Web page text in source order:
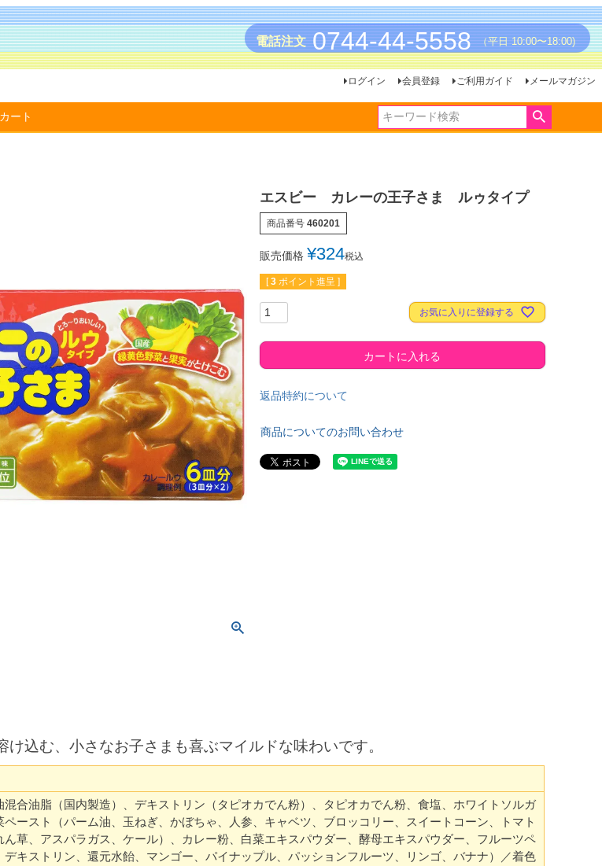
電話注文 0744-44-5558 （平日 10:00〜18:00)
ログイン 会員登録 ご利用ガイド メールマガジン
カート
エスビー カレーの王子さま ルゥタイプ
商品番号 460201
販売価格 ¥324税込
[ 3 ポイント進呈 ]
お気に入りに登録する
カートに入れる
返品特約について
商品についてのお問い合わせ
込む、小さなお子さまも喜ぶマイルドな味わいです。
混合油脂（国内製造）、デキストリン（タピオカでん粉）、タピオカでん粉、食塩、ホワイトソルガ
ペースト（パーム油、玉ねぎ、かぼちゃ、人参、キャベツ、ブロッコリー、スイートコーン、トマト
ん草、アスパラガス、ケール）、カレー粉、白菜エキスパウダー、酵母エキスパウダー、フルーツペ
デキストリン、還元水飴、マンゴー、パイナップル、パッションフルーツ、リンゴ、バナナ）／着色